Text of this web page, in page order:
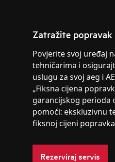
Zatražite popravak
Povjerite svoj uređaj
tehničarima i
uslugu za svoj aeg i
„Fiksna cijena
garancijskog perioda
pomoći: ekskluzivnu
fiksnoj cijeni
Rezerviraj servis